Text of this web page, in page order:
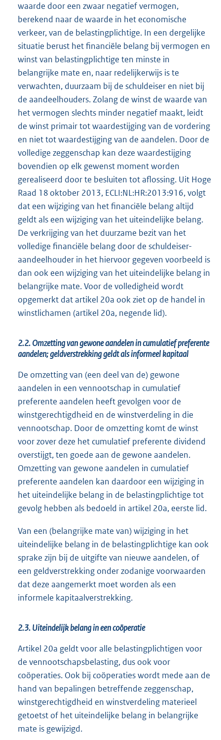
waarde door een zwaar negatief vermogen,
berekend naar de waarde in het economische
verkeer, van de belastingplichtige. In een dergelijke
situatie berust het financiële belang bij vermogen en
winst van belastingplichtige ten minste in
belangrijke mate en, naar redelijkerwijs is te
verwachten, duurzaam bij de schuldeiser en niet bij
de aandeelhouders. Zolang de winst de waarde van
het vermogen slechts minder negatief maakt, leidt
de winst primair tot waardestijging van de vordering
en niet tot waardestijging van de aandelen. Door de
volledige zeggenschap kan deze waardestijging
bovendien op elk gewenst moment worden
gerealiseerd door te besluiten tot aflossing. Uit Hoge
Raad 18 oktober 2013, ECLI:NL:HR:2013:916, volgt
dat een wijziging van het financiële belang altijd
geldt als een wijziging van het uiteindelijke belang.
De verkrijging van het duurzame bezit van het
volledige financiële belang door de schuldeiser-
aandeelhouder in het hiervoor gegeven voorbeeld is
dan ook een wijziging van het uiteindelijke belang in
belangrijke mate. Voor de volledigheid wordt
opgemerkt dat artikel 20a ook ziet op de handel in
winstlichamen (artikel 20a, negende lid).
2.2. Omzetting van gewone aandelen in cumulatief preferente
aandelen; geldverstrekking geldt als informeel kapitaal
De omzetting van (een deel van de) gewone
aandelen in een vennootschap in cumulatief
preferente aandelen heeft gevolgen voor de
winstgerechtigdheid en de winstverdeling in die
vennootschap. Door de omzetting komt de winst
voor zover deze het cumulatief preferente dividend
overstijgt, ten goede aan de gewone aandelen.
Omzetting van gewone aandelen in cumulatief
preferente aandelen kan daardoor een wijziging in
het uiteindelijke belang in de belastingplichtige tot
gevolg hebben als bedoeld in artikel 20a, eerste lid.
Van een (belangrijke mate van) wijziging in het
uiteindelijke belang in de belastingplichtige kan ook
sprake zijn bij de uitgifte van nieuwe aandelen, of
een geldverstrekking onder zodanige voorwaarden
dat deze aangemerkt moet worden als een
informele kapitaalverstrekking.
2.3. Uiteindelijk belang in een coöperatie
Artikel 20a geldt voor alle belastingplichtigen voor
de vennootschapsbelasting, dus ook voor
coöperaties. Ook bij coöperaties wordt mede aan de
hand van bepalingen betreffende zeggenschap,
winstgerechtigdheid en winstverdeling materieel
getoetst of het uiteindelijke belang in belangrijke
mate is gewijzigd.